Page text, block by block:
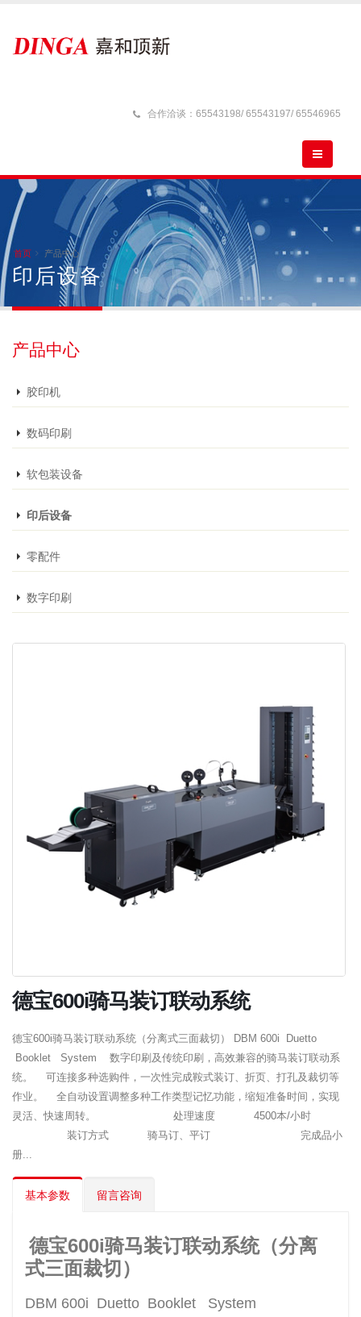
合作洽谈：65543198/ 65543197/ 65546965
首页 产品中心
印后设备
产品中心
胶印机
数码印刷
软包装设备
印后设备
零配件
数字印刷
德宝600i骑马装订联动系统
德宝600i骑马装订联动系统（分离式三面裁切） DBM 600i Duetto
Booklet System 数字印刷及传统印刷，高效兼容的骑马装订联动系
统。 可连接多种选购件，一次性完成鞍式装订、折页、打孔及裁切等
作业。 全自动设置调整多种工作类型记忆功能，缩短准备时间，实现
灵活、快速周转。 处理速度 4500本/小时
装订方式 骑马订、平订 完成品小
册...
基本参数 留言咨询
德宝600i骑马装订联动系统（分离
式三面裁切）
DBM 600i Duetto Booklet System